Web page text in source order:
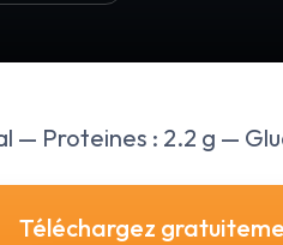
— Proteines : 2.2 g —
Téléchargez